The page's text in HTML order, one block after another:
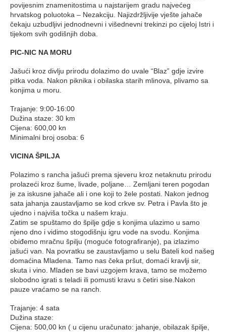
povijesnim znamenitostima u najstarijem gradu najvećeg
hrvatskog poluotoka – Nezakciju. Najizdržljivije vješte jahače
čekaju uzbudljivi jednodnevni i višednevni trekinzi po cijeloj Istri i
tijekom svih godišnjih doba.
PIC-NIC NA MORU
Jašući kroz divlju prirodu dolazimo do uvale “Blaz” gdje izvire
pitka voda. Nakon piknika i obilaska starih mlinova, plivamo sa
konjima u moru.
Trajanje: 9:00-16:00
Dužina staze: 30 km
Cijena: 600,00 kn
Minimalni broj osoba: 6
VICINA ŠPILJA
Polazimo s rancha jašući prema sjeveru kroz netaknutu prirodu
prolazeći kroz šume, livade, poljane… Zemljani teren pogodan
je za iskusne jahače ali i one koji to žele postati. Nakon jednog
sata jahanja zaustavljamo se kod crkve sv. Petra i Pavla što je
ujedno i najviša točka u našem kraju.
Zatim se spuštamo do špilje gdje s konjima ulazimo u samo
njeno dno i vidimo stogodišnju igru vode na svodu. Konjima
obiđemo mračnu špilju (moguće fotografiranje), pa izlazimo
jašući van. Na povratku se zaustavljamo u selu Bateli kod našeg
domaćina Mladena. Tamo nas čeka pršut, domaći kravlji sir,
skuta i vino. Mladen se bavi uzgojem krava, tamo se možemo
slobodno igrati s teladi ili pomusti kravu s četiri sise.Nakon
pauze vraćamo se na ranch.
Trajanje: 4 sata
Dužina staze:
Cijena: 500,00 kn ( u cijenu uračunato: jahanje, obilazak špilje,